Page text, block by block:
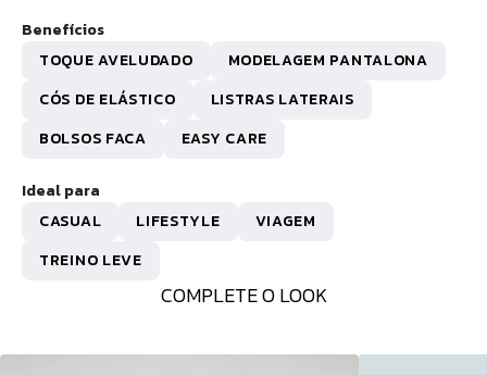
COMPLETE O LOOK
Benefícios
TOQUE AVELUDADO
MODELAGEM PANTALONA
CÓS DE ELÁSTICO
LISTRAS LATERAIS
BOLSOS FACA
EASY CARE
Ideal para
CASUAL
LIFESTYLE
VIAGEM
TREINO LEVE